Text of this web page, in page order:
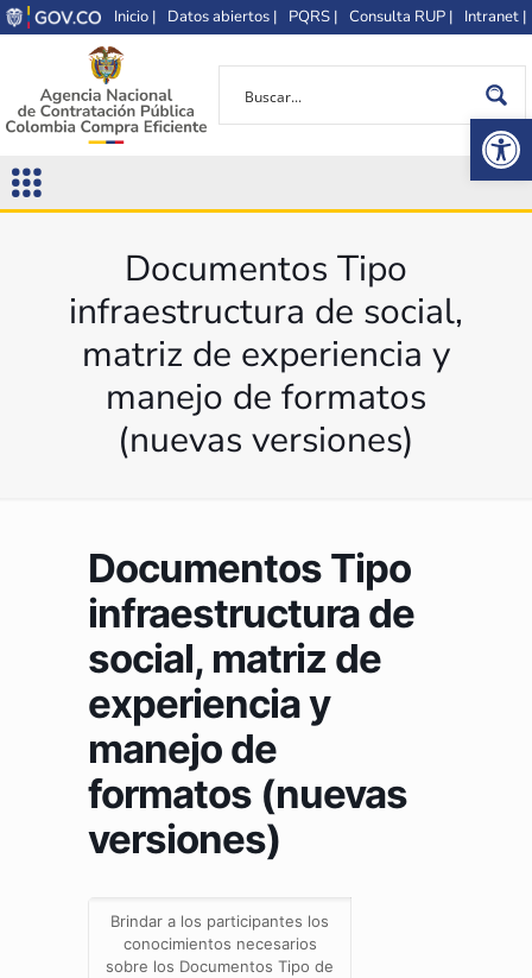
Inicio | Datos abiertos | PQRS | Consulta RUP | Intranet |
Documentos Tipo
infraestructura de social,
matriz de experiencia y
manejo de formatos
(nuevas versiones)
Documentos Tipo
infraestructura de
social, matriz de
experiencia y
manejo de
formatos (nuevas
versiones)
Brindar a los participantes los
conocimientos necesarios
sobre los Documentos Tipo de